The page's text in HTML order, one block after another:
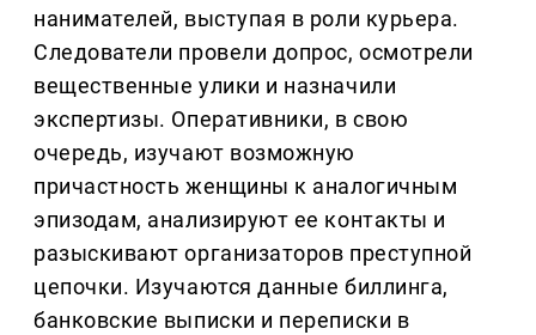
нанимателей, выступая в роли курьера.
Следователи провели допрос, осмотрели
вещественные улики и назначили
экспертизы. Оперативники, в свою
очередь, изучают возможную
причастность женщины к аналогичным
эпизодам, анализируют ее контакты и
разыскивают организаторов преступной
цепочки. Изучаются данные биллинга,
банковские выписки и переписки в